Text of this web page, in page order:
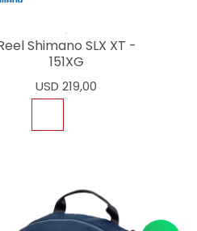
Llega hoy MVD
Reel Shimano SLX XT -
151XG